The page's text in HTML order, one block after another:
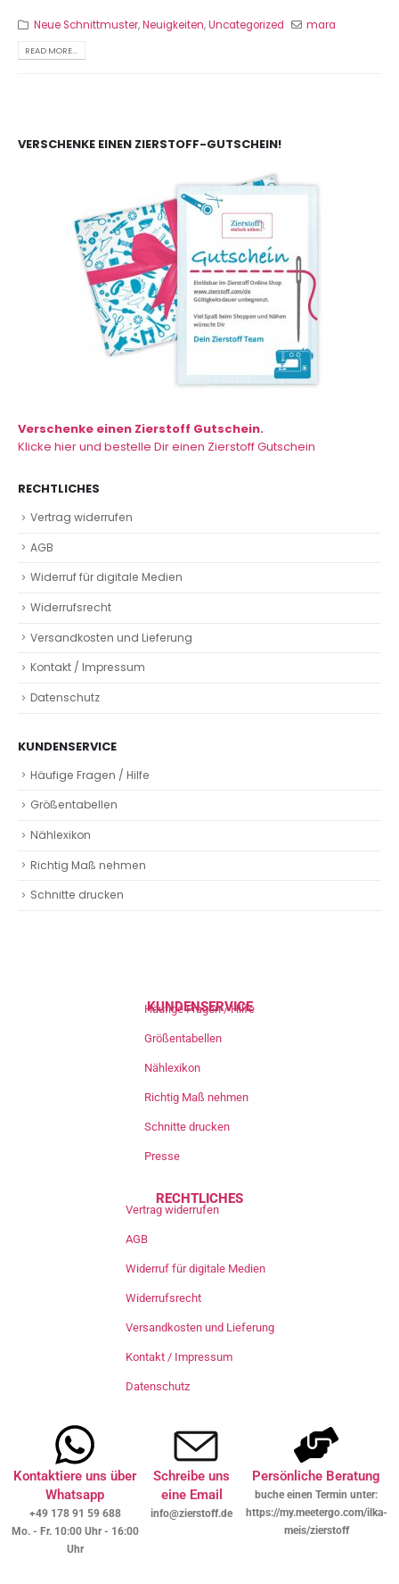
Neue Schnittmuster,Neuigkeiten,Uncategorized mara
READ MORE...
VERSCHENKE EINEN ZIERSTOFF-GUTSCHEIN!
Verschenke einen Zierstoff Gutschein.
Klicke hier und bestelle Dir einen Zierstoff Gutschein
RECHTLICHES
Vertrag widerrufen
AGB
Widerruf für digitale Medien
Widerrufsrecht
Versandkosten und Lieferung
Kontakt / Impressum
Datenschutz
KUNDENSERVICE
Häufige Fragen / Hilfe
Größentabellen
Nählexikon
Richtig Maß nehmen
Schnitte drucken
KUNDENSERVICE
Häufige Fragen / Hilfe
Größentabellen
Nählexikon
Richtig Maß nehmen
Schnitte drucken
Presse
RECHTLICHES
Vertrag widerrufen
AGB
Widerruf für digitale Medien
Widerrufsrecht
Versandkosten und Lieferung
Kontakt / Impressum
Datenschutz
Kontaktiere uns über
Whatsapp
+49 178 91 59 688
Mo. - Fr. 10:00 Uhr - 16:00
Uhr
Schreibe uns
eine Email
info@zierstoff.de
Persönliche Beratung
buche einen Termin unter:
https://my.meetergo.com/ilka-
meis/zierstoff